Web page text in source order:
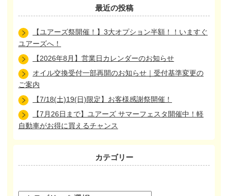
最近の投稿
【ユアーズ祭開催！】3大オプション半額！！いますぐ
ユアーズへ！
【2026年8月】営業日カレンダーのお知らせ
オイル交換受付一部再開のお知らせ｜受付基準変更の
ご案内
【7/18(土)19(日)限定】お客様感謝祭開催！
【7月26日まで】ユアーズ サマーフェスタ開催中！軽
自動車がお得に買えるチャンス
カテゴリー
テ